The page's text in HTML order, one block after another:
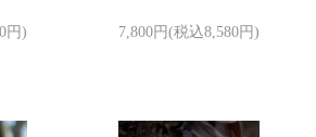
円) 7,800円(税込8,580円)